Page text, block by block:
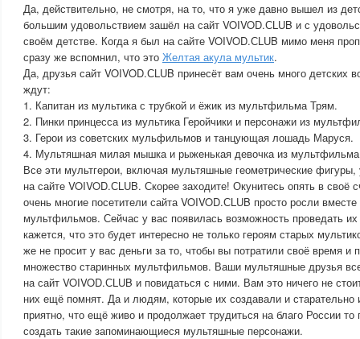
Да, действительно, не смотря, на то, что я уже давно вышел из
большим удовольствием зашёл на сайт VOIVOD.СLUB и с
своём детстве. Когда я был на сайте VOIVOD.СLUB мимо меня
сразу же вспомнил, что это Желтая акула мультик.
Да, друзья сайт VOIVOD.СLUB принесёт вам очень много детских
ждут:
1. Капитан из мультика с трубкой и ёжик из мультфильма Трям.
2. Пинки принцесса из мультика Геройчики и персонажи из
3. Герои из советских мульфильмов и танцующая лошадь Маруся.
4. Мультяшная милая мышка и рыженькая девочка из
Все эти мультгерои, включая мультяшные геометрические
на сайте VOIVOD.СLUB. Скорее заходите! Окунитесь опять в своё
очень многие посетители сайта VOIVOD.СLUB просто росли
мультфильмов. Сейчас у вас появилась возможность проведать
кажется, что это будет интересно не только героям старых
же не просит у вас деньги за то, чтобы вы потратили своё время и
множество старинных мультфильмов. Ваши мультяшные друзья
на сайт VOIVOD.СLUB и повидаться с ними. Вам это ничего не
них ещё помнят. Да и людям, которые их создавали и старательно
приятно, что ещё живо и продолжает трудиться на благо России то
создать такие запоминающиеся мультяшные персонажи.